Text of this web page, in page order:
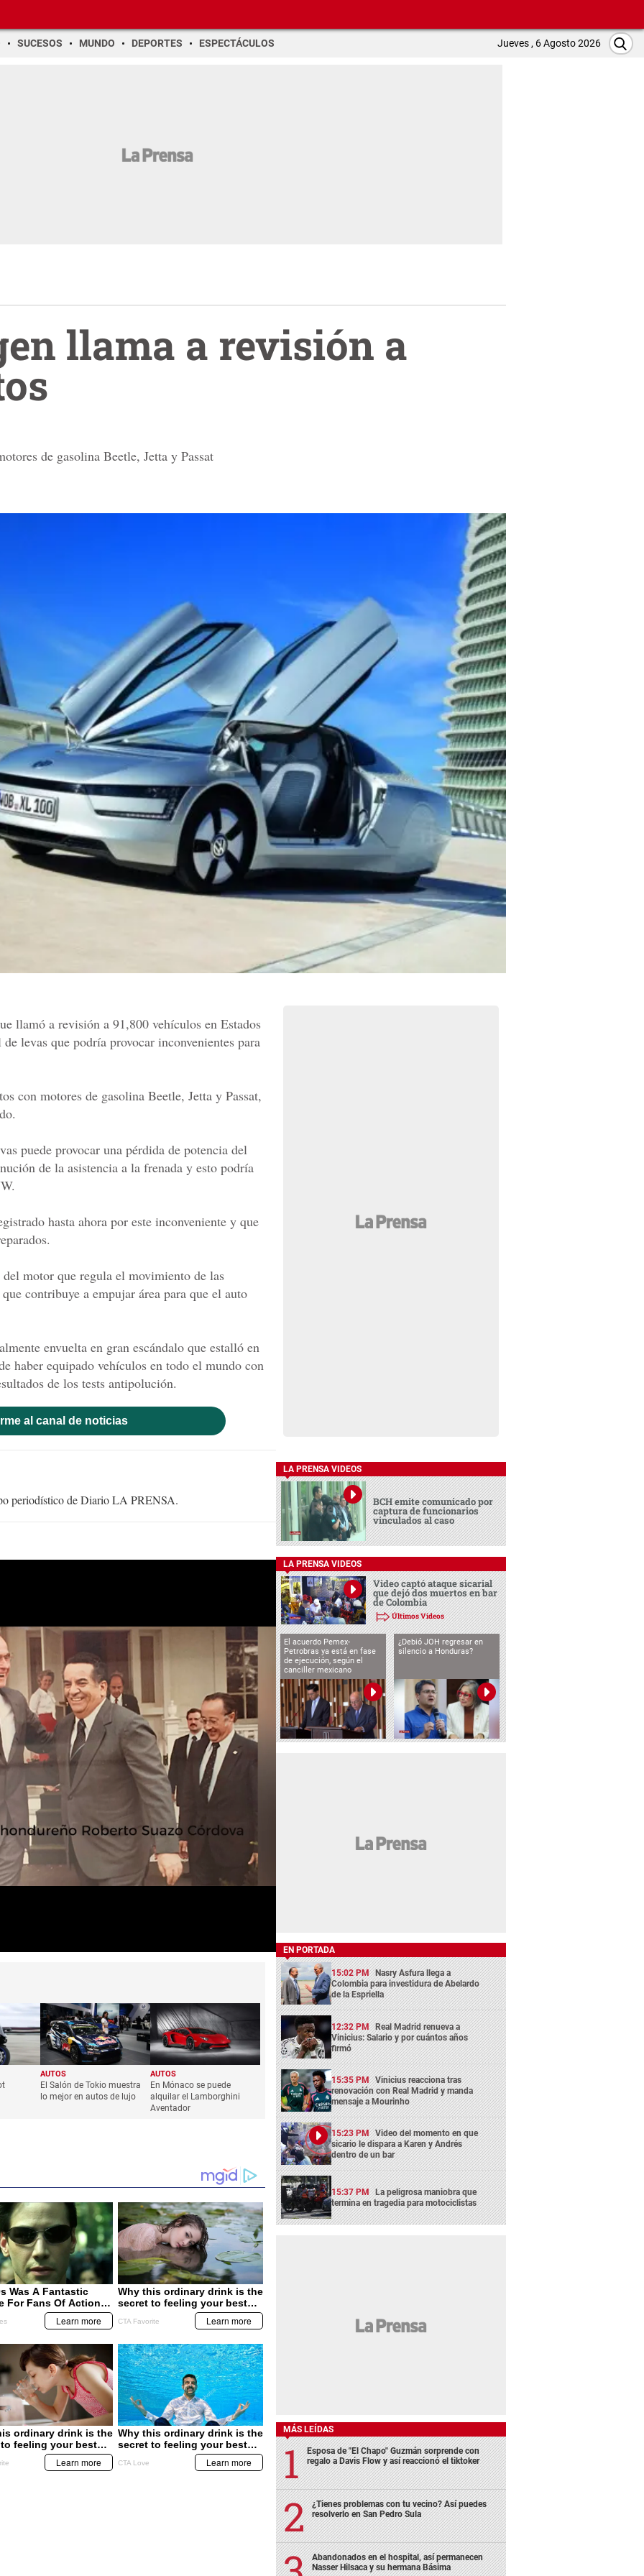
SUCESOS MUNDO DEPORTES ESPECTÁCULOS Jueves , 6 Agosto 2026
llama a revisión a
de gasolina Beetle, Jetta y Passat
llamó a revisión a 91,800 vehículos en Estados
levas que podría provocar inconvenientes para
con motores de gasolina Beetle, Jetta y Passat,
puede provocar una pérdida de potencia del
de la asistencia a la frenada y esto podría
hasta ahora por este inconveniente y que
motor que regula el movimiento de las
contribuye a empujar área para que el auto
envuelta en gran escándalo que estalló en
haber equipado vehículos en todo el mundo con
de los tests antipolución.
al canal de noticias
periodístico de Diario LA PRENSA.
AUTOS
El Salón de Tokio muestra
lo mejor en autos de lujo
AUTOS
En Mónaco se puede
alquilar el Lamborghini
Aventador
LA PRENSA VIDEOS
BCH emite comunicado por
captura de funcionarios
vinculados al caso
LA PRENSA VIDEOS
Video captó ataque sicarial
que dejó dos muertos en bar
de Colombia
Últimos Videos
El acuerdo Pemex-
Petrobras ya está en fase
de ejecución, según el
canciller mexicano
¿Debió JOH regresar en
silencio a Honduras?
EN PORTADA
15:02 PM Nasry Asfura llega a
Colombia para investidura de Abelardo
de la Espriella
12:32 PM Real Madrid renueva a
Vinicius: Salario y por cuántos años
firmó
15:35 PM Vinicius reacciona tras
renovación con Real Madrid y manda
mensaje a Mourinho
15:23 PM Video del momento en que
sicario le dispara a Karen y Andrés
dentro de un bar
15:37 PM La peligrosa maniobra que
termina en tragedia para motociclistas
MÁS LEÍDAS
Esposa de "El Chapo" Guzmán sorprende con
regalo a Davis Flow y así reaccionó el tiktoker
¿Tienes problemas con tu vecino? Así puedes
resolverlo en San Pedro Sula
Abandonados en el hospital, así permanecen
Nasser Hilsaca y su hermana Básima